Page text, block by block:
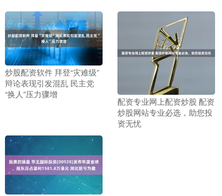
​炒股配资软件 拜登“灾难级”
辩论表现引发混乱 民主党
“换人”压力骤增
​配资专业网上配资炒股 配资
炒股网站专业必选，助您投
资无忧